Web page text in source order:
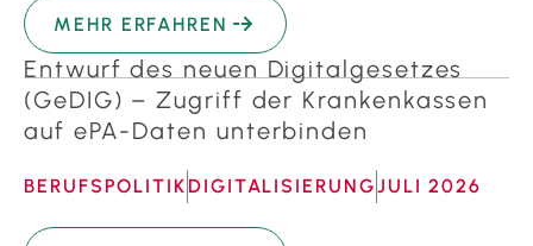
MEHR ERFAHREN
Entwurf des neuen Digitalgesetzes
(GeDIG) – Zugriff der Krankenkassen
auf ePA-Daten unterbinden
BERUFSPOLITIK DIGITALISIERUNGJULI 2026